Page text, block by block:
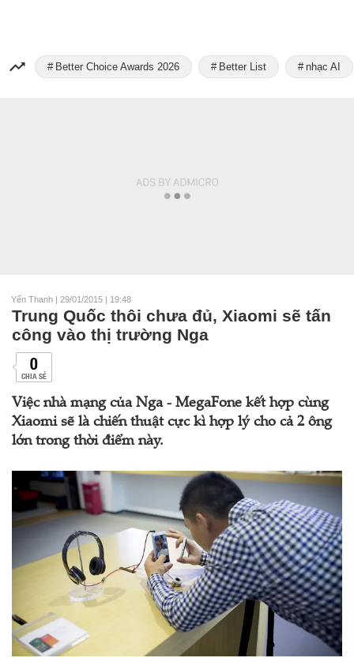
Better Choice Awards 2026 Better List nhạc AI
Yến Thanh | 29/01/2015 | 19:48
Trung Quốc thôi chưa đủ, Xiaomi sẽ tấn
công vào thị trường Nga
0
CHIA SẺ
Việc nhà mạng của Nga - MegaFone kết hợp cùng
Xiaomi sẽ là chiến thuật cực kì hợp lý cho cả 2 ông
lớn trong thời điểm này.